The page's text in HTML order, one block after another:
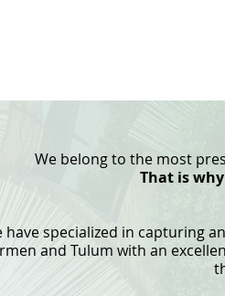
We belong to the most
That is
have specialized in capturing
and Tulum with an